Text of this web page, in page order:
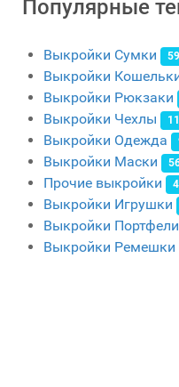
Популярные
Выкройки Сумки
Выкройки
Выкройки Рюкзаки
Выкройки Чехлы
Выкройки Одежда
Выкройки Маски
Прочие выкройки
Выкройки Игрушки
Выкройки Портфели
Выкройки Ремешки